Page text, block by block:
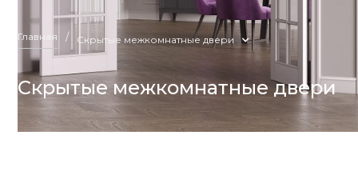
Главная / Скрытые межкомнатные двери
Скрытые межкомнатные двери